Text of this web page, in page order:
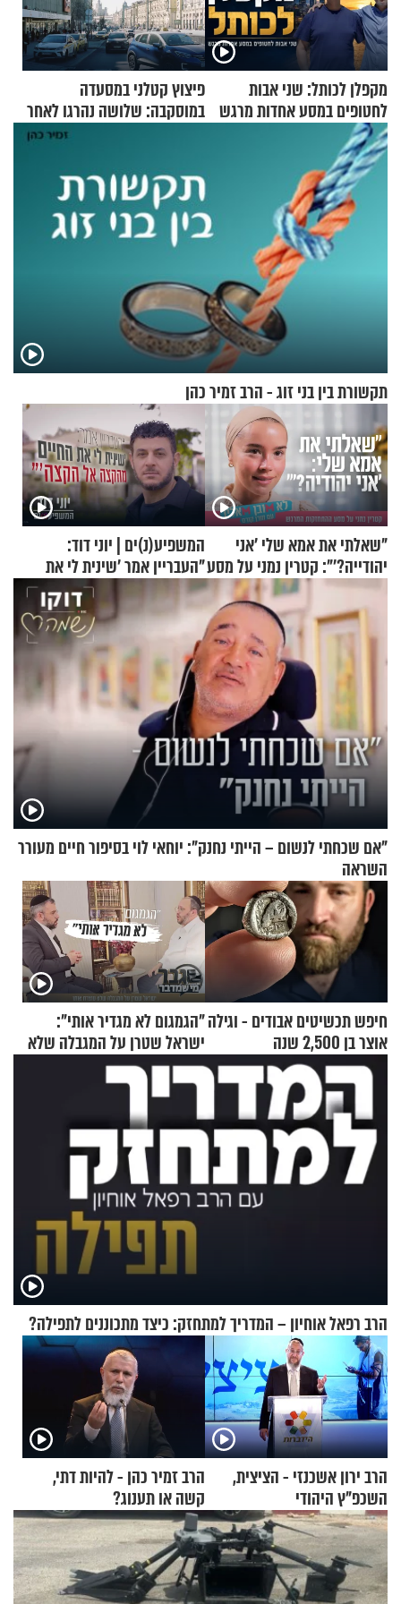
מקפלן לכותל: שני אבות
לחטופים במסע אחדות מרגש
פיצוץ קטלני במסעדה
במוסקבה: שלושה נהרגו לאחר
שמטען שנשאה אישה התפוצץ
תקשורת בין בני זוג - הרב זמיר כהן
"שאלתי את אמא שלי 'אני
יהודייה?'": קטרין נמני על מסע
ההתחזקות המרגש
המשפיע(נ)ים | יוני דוד:
"העבריין אמר 'שינית לי את
החיים מהקצה אל הקצה'"
"אם שכחתי לנשום – הייתי נחנק": יוחאי לוי בסיפור חיים מעורר
השראה
חיפש תכשיטים אבודים - וגילה
אוצר בן 2,500 שנה
"הגמגום לא מגדיר אותי":
ישראל שטרן על המגבלה שלא
עוצרת אותו
הרב רפאל אוחיון – המדריך למתחזק: כיצד מתכוננים לתפילה?
הרב ירון אשכנזי - הציצית,
השכפ"ץ היהודי
הרב זמיר כהן - להיות דתי,
קשה או תענוג?